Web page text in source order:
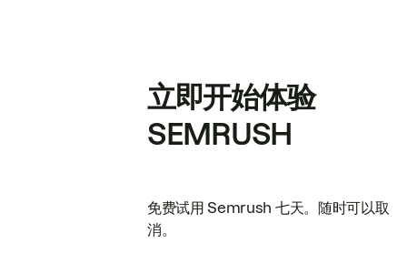
立即开始体验
SEMRUSH
免费试用 Semrush 七天。随时可以取
消。